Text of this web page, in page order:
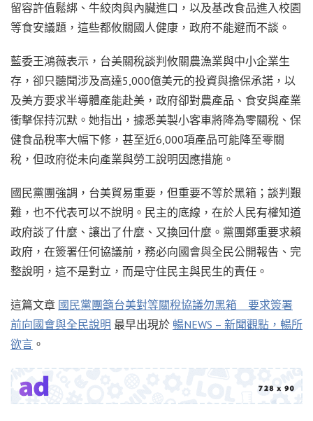
留容許值鬆綁、牛絞肉與內臟進口，以及基改食品進入校園
等食安議題，這些都攸關國人健康，政府不能避而不談。
藍委王鴻薇表示，台美關稅談判攸關農漁業與中小企業生
存，卻只聽聞涉及高達5,000億美元的投資與擔保承諾，以
及美方要求半導體產能赴美，政府卻對農產品、食安與產業
衝擊保持沉默。她指出，據悉美製小客車將降為零關稅、保
健食品稅率大幅下修，甚至近6,000項產品可能降至零關
稅，但政府從未向產業與勞工說明因應措施。
國民黨團強調，台美貿易重要，但重要不等於黑箱；談判艱
難，也不代表可以不說明。民主的底線，在於人民有權知道
政府談了什麼、讓出了什麼、又換回什麼。黨團鄭重要求賴
政府，在簽署任何協議前，務必向國會與全民公開報告、完
整說明，這不是對立，而是守住民主與民生的責任。
這篇文章 國民黨團籲台美對等關稅協議勿黑箱 要求簽署
前向國會與全民說明 最早出現於 暢NEWS – 新聞觀點，暢所
欲言 。